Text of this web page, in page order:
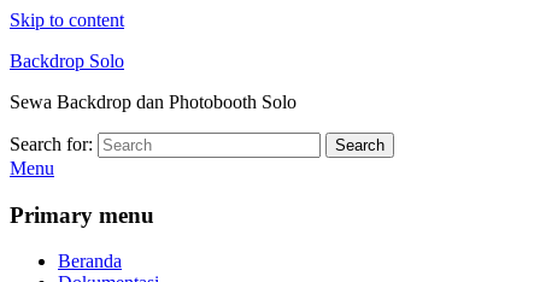
Skip to content
Backdrop Solo
Sewa Backdrop dan Photobooth Solo
Search for: Search
Menu
Primary menu
Beranda